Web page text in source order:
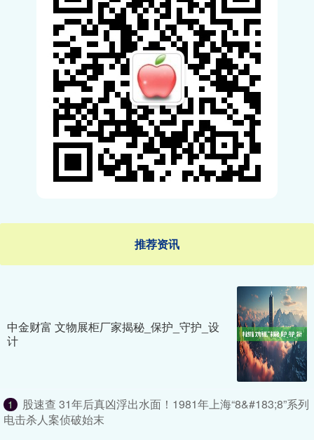
推荐资讯
中金财富 文物展柜厂家揭秘_保护_守护_设
计
1
股速查 31年后真凶浮出水面！1981年上海“8&#183;8”系列
电击杀人案侦破始末